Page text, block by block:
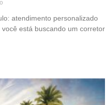
atendimento personalizado
está buscando um corretor